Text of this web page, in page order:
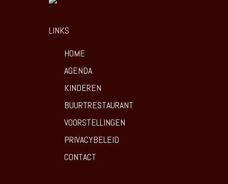
LINKS
HOME
AGENDA
KINDEREN
BUURTRESTAURANT
VOORSTELLINGEN
PRIVACYBELEID
CONTACT